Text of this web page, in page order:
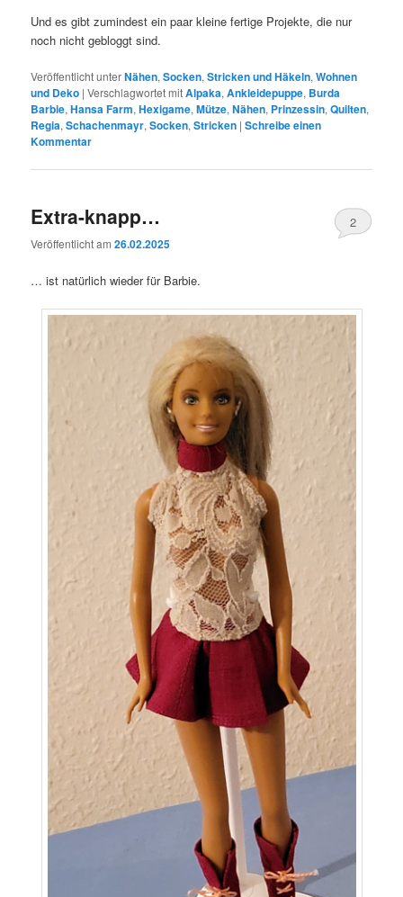
Und es gibt zumindest ein paar kleine fertige Projekte, die nur
noch nicht gebloggt sind.
Veröffentlicht unterNähen,Socken,Stricken und Häkeln,Wohnen
und Deko |Verschlagwortet mitAlpaka,Ankleidepuppe, Burda
Barbie,Hansa Farm,Hexigame,Mütze,Nähen, Prinzessin,Quilten,
Regia,Schachenmayr,Socken,Stricken |Schreibe einen
Kommentar
Extra-knapp…
Veröffentlicht am26.02.2025
2
… ist natürlich wieder für Barbie.